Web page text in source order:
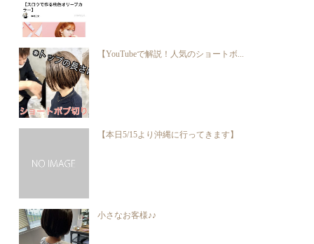
【YouTubeで解説！人気のショートボ...
【本日5/15より沖縄に行ってきます】
小さなお客様♪♪